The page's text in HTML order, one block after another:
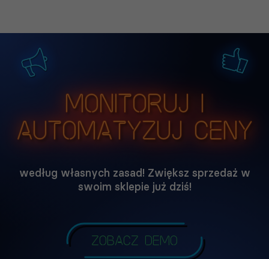
Monitoruj i
automatyzuj ceny
według własnych zasad! Zwiększ sprzedaż w
swoim sklepie już dziś!
Zobacz demo